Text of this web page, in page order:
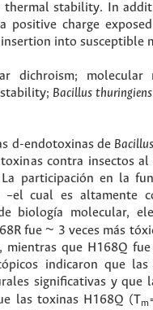
thermal stability. In
positive charge
into susceptible
dichroism; molecular
Bacillus
d-endotoxinas de
contra insectos
participación en la
cual es altamente
biología molecular,
fue ~ 3 veces más
, mientras que H168Q
indicaron que
significativas y que
las toxinas H168Q (Tm